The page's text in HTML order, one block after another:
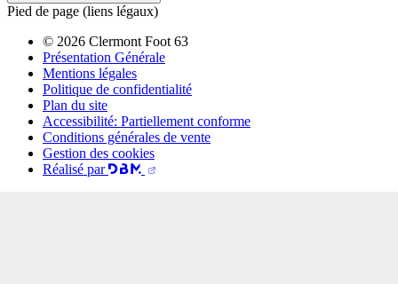
Pied de page (liens légaux)
© 2026 Clermont Foot 63
Présentation Générale
Mentions légales
Politique de confidentialité
Plan du site
Accessibilité: Partiellement conforme
Conditions générales de vente
Gestion des cookies
Réalisé par